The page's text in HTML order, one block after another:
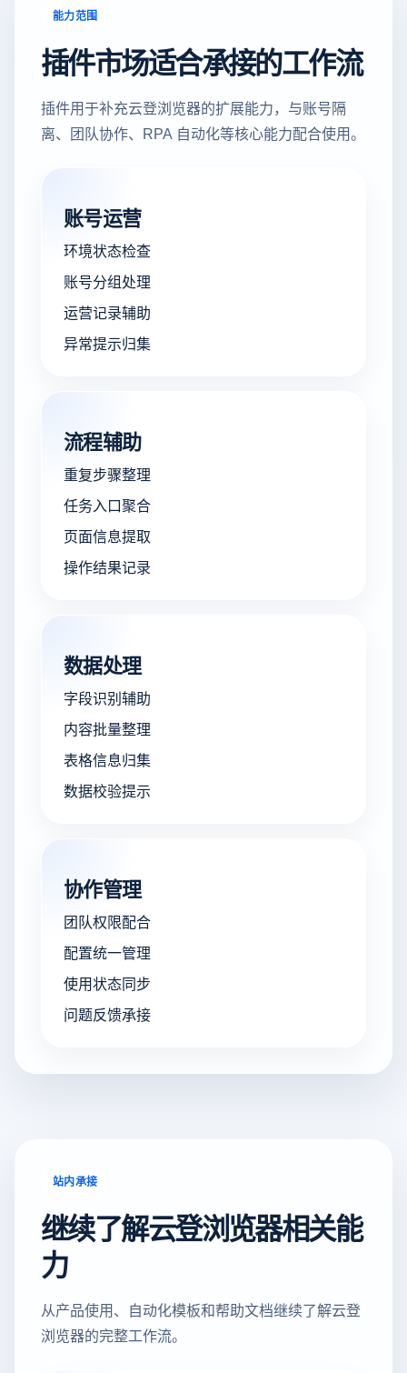
能力范围
插件市场适合承接的工作流
插件用于补充云登浏览器的扩展能力，与账号隔
离、团队协作、RPA 自动化等核心能力配合使用。
账号运营
环境状态检查
账号分组处理
运营记录辅助
异常提示归集
流程辅助
重复步骤整理
任务入口聚合
页面信息提取
操作结果记录
数据处理
字段识别辅助
内容批量整理
表格信息归集
数据校验提示
协作管理
团队权限配合
配置统一管理
使用状态同步
问题反馈承接
站内承接
继续了解云登浏览器相关能
力
从产品使用、自动化模板和帮助文档继续了解云登
浏览器的完整工作流。